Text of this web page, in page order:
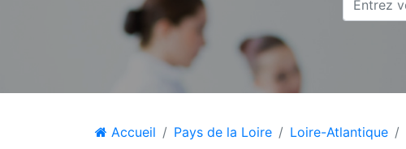
Accueil Pays de la Loire Loire-Atlantique